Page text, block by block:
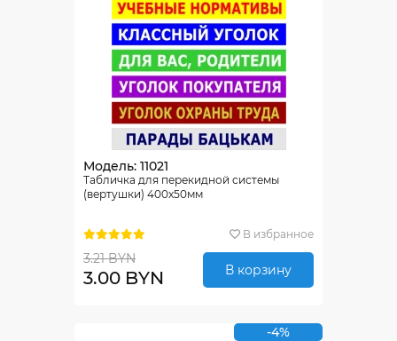
Модель: 11021
Табличка для перекидной системы
(вертушки) 400х50мм
В избранное
3.21 BYN
3.00 BYN В корзину
-4%